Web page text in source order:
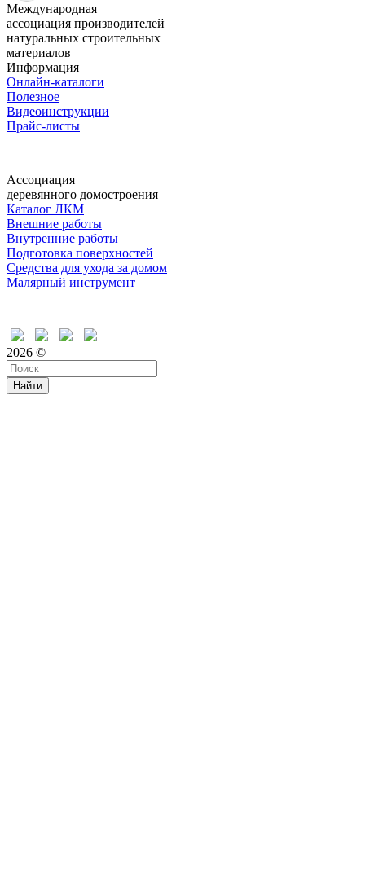
Международная
ассоциация производителей
натуральных строительных
материалов
Информация
Онлайн-каталоги
Полезное
Видеоинструкции
Прайс-листы
Ассоциация
деревянного домостроения
Каталог ЛКМ
Внешние работы
Внутренние работы
Подготовка поверхностей
Средства для ухода за домом
Малярный инструмент
2026 ©
Найти